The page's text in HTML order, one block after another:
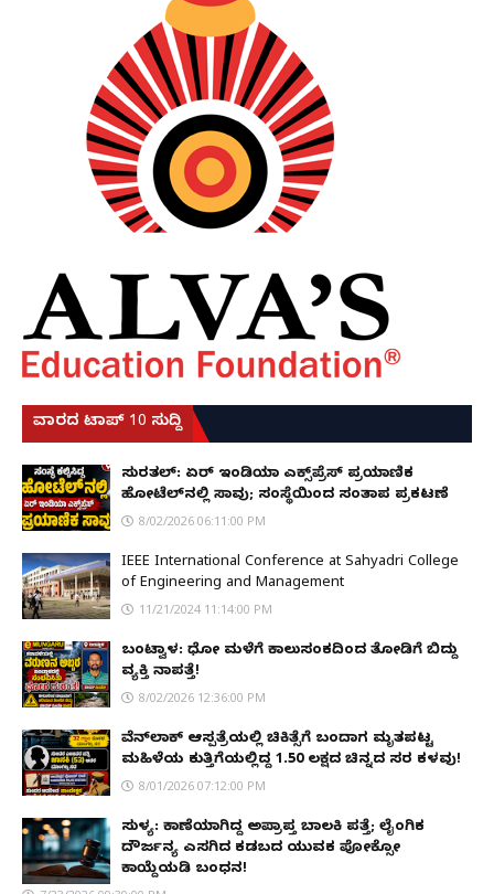
ವಾರದ ಟಾಪ್ 10 ಸುದ್ದಿ
ಸುರತ್ಕಲ್: ಏರ್ ಇಂಡಿಯಾ ಎಕ್ಸ್‌ಪ್ರೆಸ್ ಪ್ರಯಾಣಿಕ
ಹೋಟೆಲ್‌ನಲ್ಲಿ ಸಾವು; ಸಂಸ್ಥೆಯಿಂದ ಸಂತಾಪ ಪ್ರಕಟಣೆ
8/02/2026 06:11:00 PM
IEEE International Conference at Sahyadri College
of Engineering and Management
11/21/2024 11:14:00 PM
ಬಂಟ್ವಾಳ: ಧೋ ಮಳೆಗೆ ಕಾಲುಸಂಕದಿಂದ ತೋಡಿಗೆ ಬಿದ್ದು
ವ್ಯಕ್ತಿ ನಾಪತ್ತೆ!
8/02/2026 12:36:00 PM
ವೆನ್‌ಲಾಕ್ ಆಸ್ಪತ್ರೆಯಲ್ಲಿ ಚಿಕಿತ್ಸೆಗೆ ಬಂದಾಗ ಮೃತಪಟ್ಟ
ಮಹಿಳೆಯ ಕುತ್ತಿಗೆಯಲ್ಲಿದ್ದ ₹1.50 ಲಕ್ಷದ ಚಿನ್ನದ ಸರ ಕಳವು!
8/01/2026 07:12:00 PM
ಸುಳ್ಯ: ಕಾಣೆಯಾಗಿದ್ದ ಅಪ್ರಾಪ್ತ ಬಾಲಕಿ ಪತ್ತೆ; ಲೈಂಗಿಕ
ದೌರ್ಜನ್ಯ ಎಸಗಿದ ಕಡಬದ ಯುವಕ ಪೋಕ್ಸೋ
ಕಾಯ್ದೆಯಡಿ ಬಂಧನ!